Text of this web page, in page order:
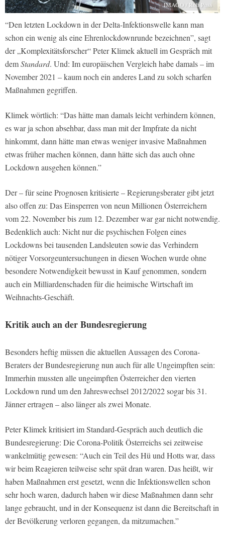
IMAGO / Rolf Poss
“Den letzten Lockdown in der Delta-Infektionswelle kann man
schon ein wenig als eine Ehrenlockdownrunde bezeichnen”, sagt
der „Komplexitätsforscher“ Peter Klimek aktuell im Gespräch mit
demStandard. Und: Im europäischen Vergleich habe damals – im
November 2021 – kaum noch ein anderes Land zu solch scharfen
Maßnahmen gegriffen.
Klimek wörtlich: “Das hätte man damals leicht verhindern können,
es war ja schon absehbar, dass man mit der Impfrate da nicht
hinkommt, dann hätte man etwas weniger invasive Maßnahmen
etwas früher machen können, dann hätte sich das auch ohne
Lockdown ausgehen können.”
Der – für seine Prognosen kritisierte – Regierungsberater gibt jetzt
also offen zu: Das Einsperren von neun Millionen Österreichern
vom 22. November bis zum 12. Dezember war gar nicht notwendig.
Bedenklich auch: Nicht nur die psychischen Folgen eines
Lockdowns bei tausenden Landsleuten sowie das Verhindern
nötiger Vorsorgeuntersuchungen in diesen Wochen wurde ohne
besondere Notwendigkeit bewusst in Kauf genommen, sondern
auch ein Milliardenschaden für die heimische Wirtschaft im
Weihnachts-Geschäft.
Kritik auch an der Bundesregierung
Besonders heftig müssen die aktuellen Aussagen des Corona-
Beraters der Bundesregierung nun auch für alle Ungeimpften sein:
Immerhin mussten alle ungeimpften Österreicher den vierten
Lockdown rund um den Jahreswechsel 2012/2022 sogar bis 31.
Jänner ertragen – also länger als zwei Monate.
Peter Klimek kritisiert im Standard-Gespräch auch deutlich die
Bundesregierung: Die Corona-Politik Österreichs sei zeitweise
wankelmütig gewesen: “Auch ein Teil des Hü und Hotts war, dass
wir beim Reagieren teilweise sehr spät dran waren. Das heißt, wir
haben Maßnahmen erst gesetzt, wenn die Infektionswellen schon
sehr hoch waren, dadurch haben wir diese Maßnahmen dann sehr
lange gebraucht, und in der Konsequenz ist dann die Bereitschaft in
der Bevölkerung verloren gegangen, da mitzumachen.”